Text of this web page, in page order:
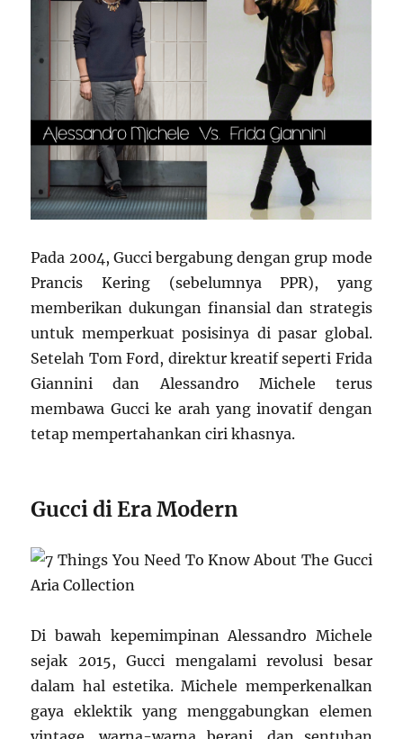
Pada 2004, Gucci bergabung dengan grup mode
Prancis Kering (sebelumnya PPR), yang
memberikan dukungan finansial dan strategis
untuk memperkuat posisinya di pasar global.
Setelah Tom Ford, direktur kreatif seperti Frida
Giannini dan Alessandro Michele terus
membawa Gucci ke arah yang inovatif dengan
tetap mempertahankan ciri khasnya.
Gucci di Era Modern
Di bawah kepemimpinan Alessandro Michele
sejak 2015, Gucci mengalami revolusi besar
dalam hal estetika. Michele memperkenalkan
gaya eklektik yang menggabungkan elemen